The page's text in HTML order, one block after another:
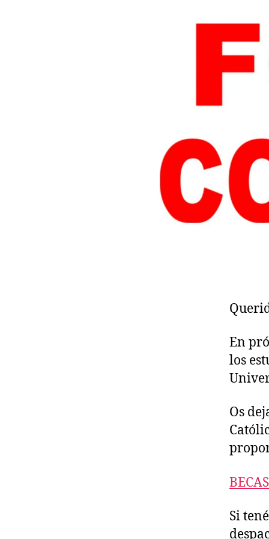
En
los
Os
BECAS
Si